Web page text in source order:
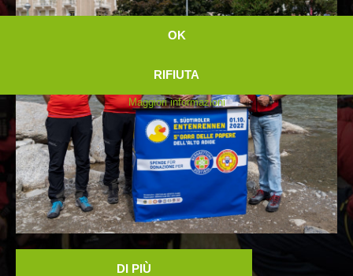
DI PIÙ
OK
RIFIUTA
Maggiori informazioni